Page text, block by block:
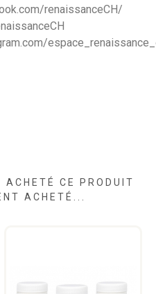
renaissanceCH/
ACHETÉ CE PRODUIT
ACHETÉ...